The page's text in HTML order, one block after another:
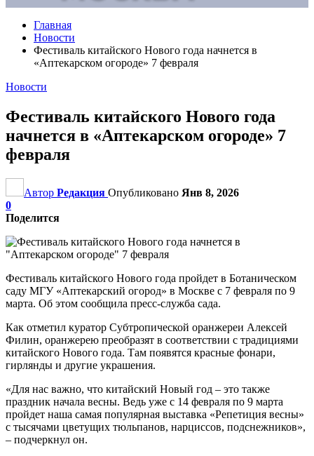
Главная
Новости
Фестиваль китайского Нового года начнется в
«Аптекарском огороде» 7 февраля
Новости
Фестиваль китайского Нового года
начнется в «Аптекарском огороде» 7
февраля
Автор Редакция Опубликовано Янв 8, 2026
0
Поделится
Фестиваль китайского Нового года пройдет в Ботаническом
саду МГУ «Аптекарский огород» в Москве с 7 февраля по 9
марта. Об этом сообщила пресс-служба сада.
Как отметил куратор Субтропической оранжереи Алексей
Филин, оранжерею преобразят в соответствии с традициями
китайского Нового года. Там появятся красные фонари,
гирлянды и другие украшения.
«Для нас важно, что китайский Новый год – это также
праздник начала весны. Ведь уже с 14 февраля по 9 марта
пройдет наша самая популярная выставка «Репетиция весны»
с тысячами цветущих тюльпанов, нарциссов, подснежников»,
– подчеркнул он.